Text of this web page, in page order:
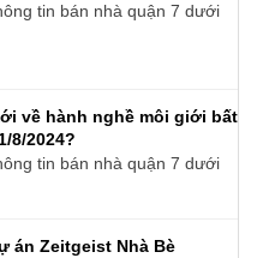
tin bán nhà quận 7 dưới
về hành nghề môi giới bất
8/2024?
tin bán nhà quận 7 dưới
án Zeitgeist Nhà Bè